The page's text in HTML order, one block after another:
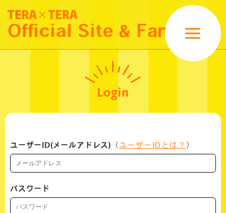
Official Site & Fanclub
SCHEDULE
MOVIE
PROFILE
FANCLUB MENU
LOGIN
Login
ユーザーID(メールアドレス) （ ユーザーIDとは？ ）
パスワード